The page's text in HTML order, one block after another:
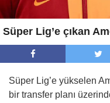
Süper Lig’e çıkan
Süper Lig’e yükselen
bir transfer planı